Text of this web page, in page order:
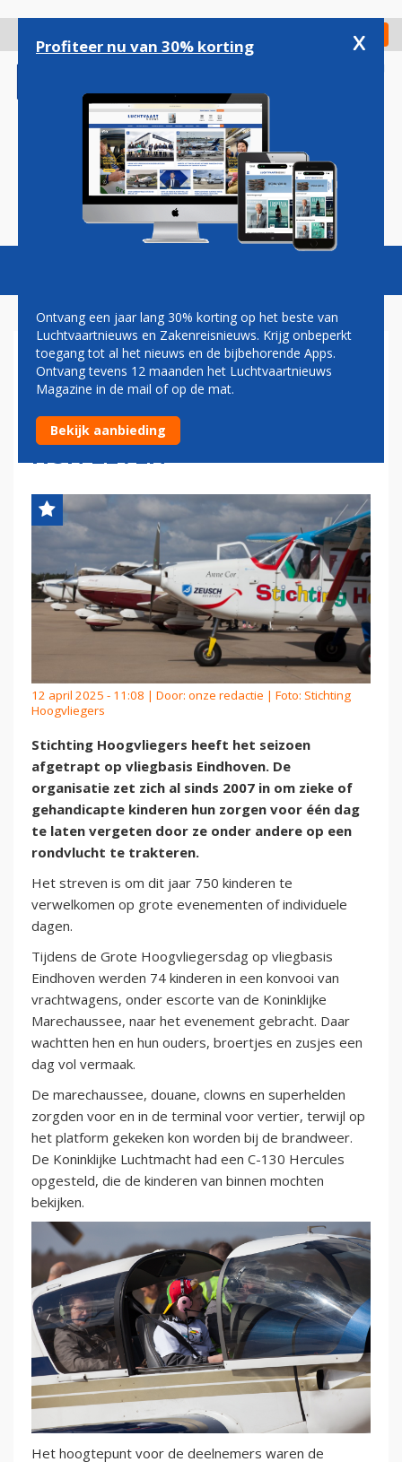
gaan
Check in
Magazine Podcasts Vacatures
STICHTING HOOGVLIEGERS
START NIEUW SEIZOEN: ZIEKE
KINDEREN KRIJGEN DAG VAN
HUN LEVEN
12 april 2025 - 11:08 | Door: onze redactie | Foto: Stichting
Hoogvliegers
Stichting Hoogvliegers heeft het seizoen
afgetrapt op vliegbasis Eindhoven. De
organisatie zet zich al sinds 2007 in om zieke of
gehandicapte kinderen hun zorgen voor één dag
te laten vergeten door ze onder andere op een
rondvlucht te trakteren.
Het streven is om dit jaar 750 kinderen te
verwelkomen op grote evenementen of individuele
dagen.
Tijdens de Grote Hoogvliegersdag op vliegbasis
Eindhoven werden 74 kinderen in een konvooi van
vrachtwagens, onder escorte van de Koninklijke
Marechaussee, naar het evenement gebracht. Daar
wachtten hen en hun ouders, broertjes en zusjes een
dag vol vermaak.
De marechaussee, douane, clowns en superhelden
zorgden voor en in de terminal voor vertier, terwijl op
het platform gekeken kon worden bij de brandweer.
De Koninklijke Luchtmacht had een C-130 Hercules
opgesteld, die de kinderen van binnen mochten
bekijken.
Het hoogtepunt voor de deelnemers waren de
Profiteer nu van 30% korting x
Ontvang een jaar lang 30% korting op het beste van
Luchtvaartnieuws en Zakenreisnieuws. Krijg onbeperkt
toegang tot al het nieuws en de bijbehorende Apps.
Ontvang tevens 12 maanden het Luchtvaartnieuws
Magazine in de mail of op de mat.
Bekijk aanbieding